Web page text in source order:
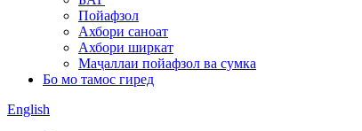
Пойафзол
Ахбори саноат
Ахбори ширкат
Маҷаллаи пойафзол ва сумка
Бо мо тамос гиред
English